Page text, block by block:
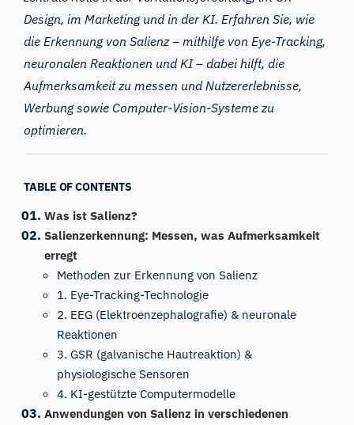
Design, im Marketing und in der KI. Erfahren Sie, wie
die Erkennung von Salienz – mithilfe von Eye-Tracking,
neuronalen Reaktionen und KI – dabei hilft, die
Aufmerksamkeit zu messen und Nutzererlebnisse,
Werbung sowie Computer-Vision-Systeme zu
optimieren.
TABLE OF CONTENTS
Was ist Salienz?
Salienzerkennung: Messen, was Aufmerksamkeit
erregt
Methoden zur Erkennung von Salienz
1. Eye-Tracking-Technologie
2. EEG (Elektroenzephalografie) & neuronale
Reaktionen
3. GSR (galvanische Hautreaktion) &
physiologische Sensoren
4. KI-gestützte Computermodelle
Anwendungen von Salienz in verschiedenen